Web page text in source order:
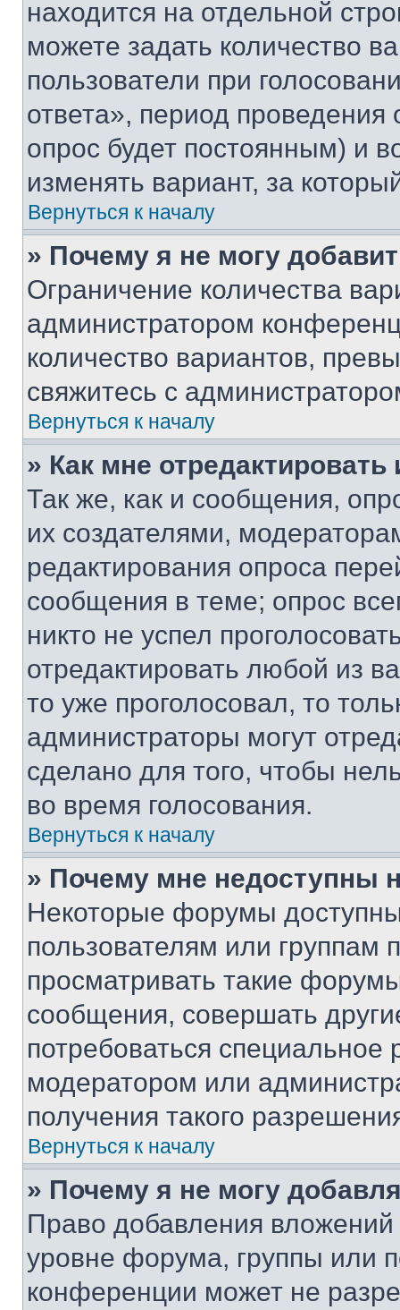
находится на отдельной
можете задать количество
пользователи при
ответа», период проведения
опрос будет постоянным) и
изменять вариант, за
Вернуться к началу
» Почему я не могу
Ограничение количества
администратором
количество вариантов,
свяжитесь с
Вернуться к началу
» Как мне
Так же, как и сообщения,
их создателями,
редактирования опроса
сообщения в теме; опрос
никто не успел
отредактировать любой из
то уже проголосовал, то
администраторы могут
сделано для того, чтобы
во время голосования.
Вернуться к началу
» Почему мне недоступны
Некоторые форумы
пользователям или группам
просматривать такие
сообщения, совершать
потребоваться
модератором или
получения такого
Вернуться к началу
» Почему я не могу
Право добавления
уровне форума, группы или
конференции может не